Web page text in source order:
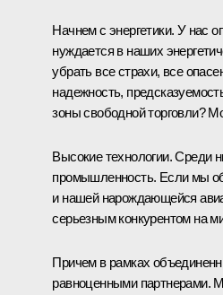
Начнем с энергетики. У нас
нуждается в наших
убрать все страхи, все
надежность,
зоны свободной торговли?
Высокие технологии. Среди
промышленность. Если мы
и нашей нарождающейся
серьезным конкурентом на
Причем в рамках
равноценными партнерами.